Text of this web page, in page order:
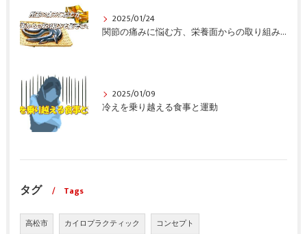
2025/01/24
関節の痛みに悩む方、栄養面からの取り組みも重要ですよ！
2025/01/09
冷えを乗り越える食事と運動
タグ Tags
高松市 カイロプラクティック コンセプト